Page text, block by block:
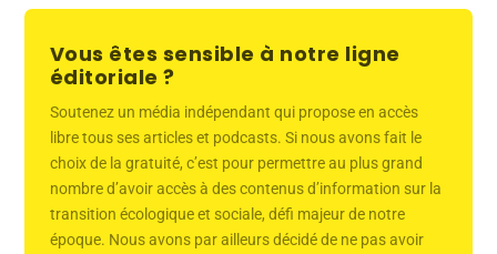
Vous êtes sensible à notre ligne
éditoriale ?
Soutenez un média indépendant qui propose en accès
libre tous ses articles et podcasts. Si nous avons fait le
choix de la gratuité, c’est pour permettre au plus grand
nombre d’avoir accès à des contenus d’information sur la
transition écologique et sociale, défi majeur de notre
époque. Nous avons par ailleurs décidé de ne pas avoir